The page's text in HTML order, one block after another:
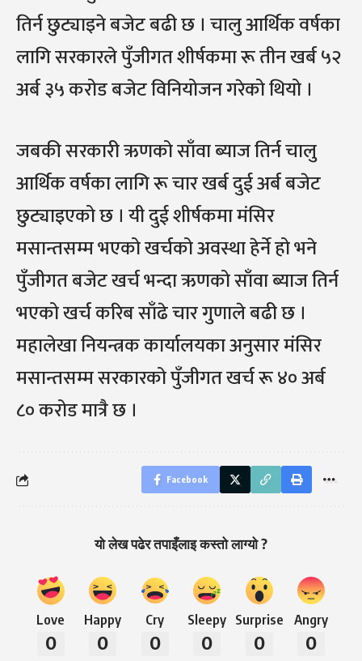
तिर्न छुट्याइने बजेट बढी छ । चालु आर्थिक वर्षका
लागि सरकारले पुँजीगत शीर्षकमा रू तीन खर्ब ५२
अर्ब ३५ करोड बजेट विनियोजन गरेको थियो ।
जबकी सरकारी ऋणको साँवा ब्याज तिर्न चालु
आर्थिक वर्षका लागि रू चार खर्ब दुई अर्ब बजेट
छुट्याइएको छ । यी दुई शीर्षकमा मंसिर
मसान्तसम्म भएको खर्चको अवस्था हेर्ने हो भने
पुँजीगत बजेट खर्च भन्दा ऋणको साँवा ब्याज तिर्न
भएको खर्च करिब साँढे चार गुणाले बढी छ ।
महालेखा नियन्त्रक कार्यालयका अनुसार मंसिर
मसान्तसम्म सरकारको पुँजीगत खर्च रू ४० अर्ब
८० करोड मात्रै छ ।
Facebook
यो लेख पढेर तपाइँलाइ कस्तो लाग्यो ?
Love
0
Happy
0
Cry
0
Sleepy
0
Surprise
0
Angry
0